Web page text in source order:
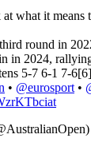
what it means
round in
in 2024,
5-7 6-1 7-6[6]
• @eurosport •